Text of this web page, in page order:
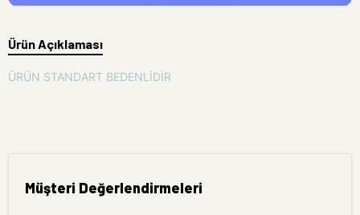
Ürün Açıklaması
ÜRÜN STANDART BEDENLİDİR
Müşteri Değerlendirmeleri